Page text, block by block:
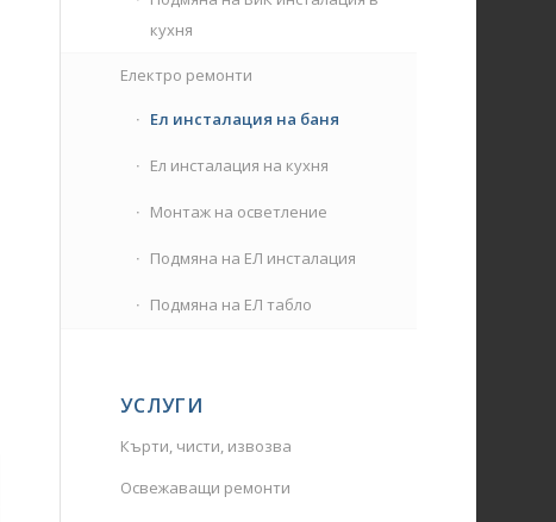
кухня
Електро ремонти
Ел инсталация на баня
Ел инсталация на кухня
Монтаж на осветление
Подмяна на ЕЛ инсталация
Подмяна на ЕЛ табло
УСЛУГИ
Кърти, чисти, извозва
Освежаващи ремонти